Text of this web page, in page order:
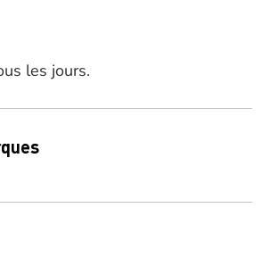
les jours.